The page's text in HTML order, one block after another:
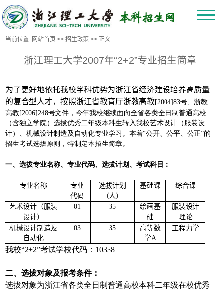
当前位置: 网站首页 >>招生政策 >> 正文
浙江理工大学2007年“2+2”专业招生简章
为了更好地依托我校学科优势为浙江省经济建设培养高质量
的复合型人才，按照浙江省教育厅浙教高教[2004]83号、浙教
高教[2006]248号文件，今年我校继续面向全省各类全日制普通高校
（含独立学院）选拔优秀二年级本科生转入我校艺术设计（服装设
计）、机械设计制造及自动化专业学习。本着“公开、公平、公正”的
招生考试选拔原则，特制定本招生简章。
一、选拔专业名称、专业代码、选拔计划、考试科目：
专业名称
专业
代码
选拔计划
（人）
基础课 综合课
艺术设计（服装
设计）
01 35
绘画基
础
服装设计
理论
机械设计制造及
自动化
03 35
高等数
学A
工程力学
我校“2+2”考试学校代码：10338
二、选拔对象及报考条件：
选拔对象为浙江省各类全日制普通高校本科二年级在校优秀